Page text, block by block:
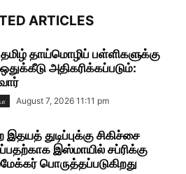
ARTICLES
தாய்மொழிப் பள்ளிகளுக்கு
ஒதுக்கீடு அதிகரிக்கப்படும்:
August 7, 2026 11:11 pm
இதயத் துடிப்புக்கு சிகிச்சை
இஸ்மாயில் சப்ரிக்கு
பொருத்தப்படுகிறது